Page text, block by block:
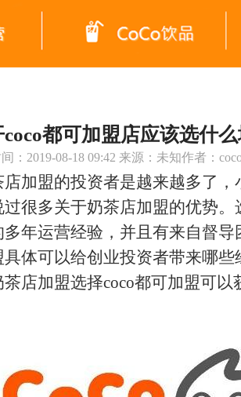
coco都可加盟店应该选什
间：2019-08-18 09:42 来源：未知作者：
盟的投资者是越来越多了，
很多关于奶茶店加盟的优势
多年运营经验，并且有来自督
体可以给创业投资者带来哪些
店加盟选择coco都可加盟可以